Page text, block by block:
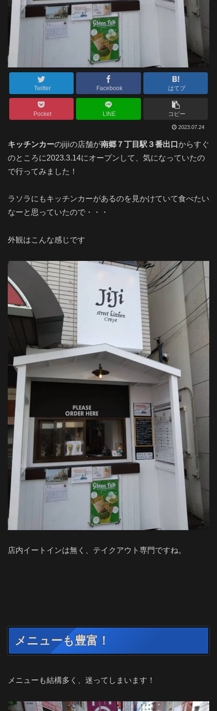
Twitter Facebook はてブ
Pocket LINE コピー
2023.07.24
キッチンカーのjijiの店舗が南郷７丁目駅３番出口 からすぐ
のところに2023.3.14にオープンして、気になっていたの
で行ってみました！
ラソラにもキッチンカーがあるのを見かけていて食べたい
なーと思っていたので・・・
外観はこんな感じです
店内イートインは無く、テイクアウト専門ですね。
メニューも豊富！
メニューも結構多く、迷ってしまいます！